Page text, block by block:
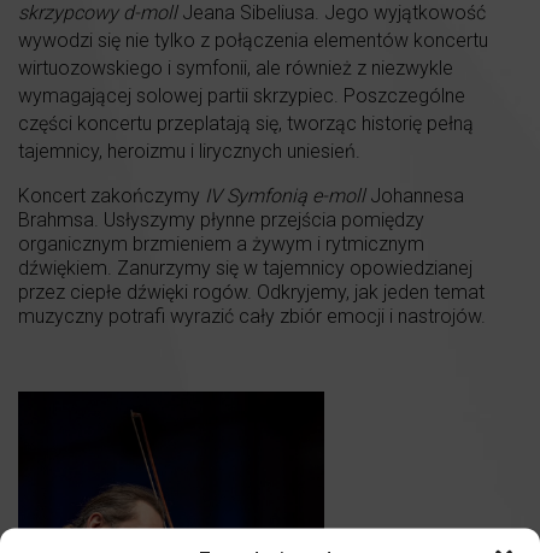
skrzypcowy d-mollJeana Sibeliusa. Jego wyjątkowość
wywodzi się nie tylko z połączenia elementów koncertu
wirtuozowskiego i symfonii, ale również z niezwykle
wymagającej solowej partii skrzypiec. Poszczególne
części koncertu przeplatają się, tworząc historię pełną
tajemnicy, heroizmu i lirycznych uniesień.
Koncert zakończymy IV Symfonią e-mollJohannesa
Brahmsa. Usłyszymy płynne przejścia pomiędzy
organicznym brzmieniem a żywym i rytmicznym
dźwiękiem. Zanurzymy się w tajemnicy opowiedzianej
przez ciepłe dźwięki rogów. Odkryjemy, jak jeden temat
muzyczny potrafi wyrazić cały zbiór emocji i nastrojów.